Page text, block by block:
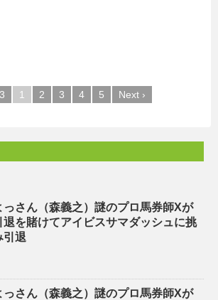
1 2 3 4 5
Next ›
っさん（森義之）謎のプロ馬券師Xが
退を賭けてアイビスサマダッシュに挑
引退
っさん（森義之）謎のプロ馬券師Xが